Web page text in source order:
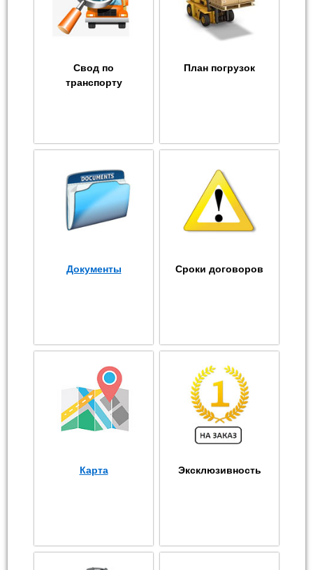
Свод по
транспорту
План погрузок
Документы Сроки договоров
Карта Эксклюзивность